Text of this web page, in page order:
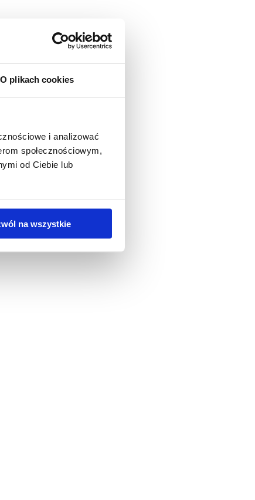
O plikach cookies
i analizować
społecznościowym,
od Ciebie lub
na wszystkie